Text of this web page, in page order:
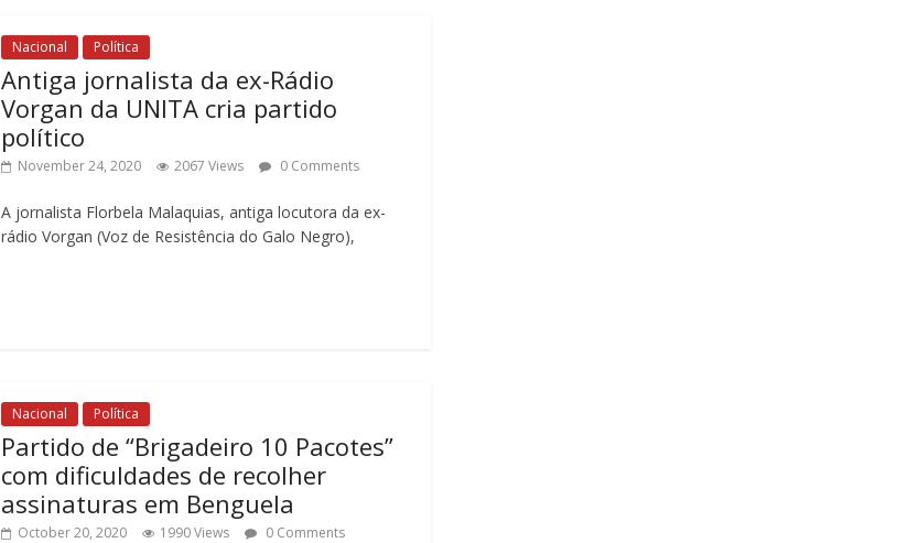
Nacional Política
Antiga jornalista da ex-Rádio
Vorgan da UNITA cria partido
político
November 24, 2020 2067 Views 0 Comments
A jornalista Florbela Malaquias, antiga locutora da ex-
rádio Vorgan (Voz de Resistência do Galo Negro),
Nacional Política
Partido de “Brigadeiro 10 Pacotes”
com dificuldades de recolher
assinaturas em Benguela
October 20, 2020 1990 Views 0 Comments